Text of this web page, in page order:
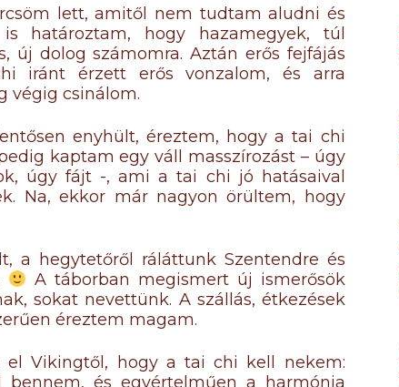
lett, amitől nem tudtam aludni és
hogy hazamegyek, túl
új dolog számomra. Aztán erős fejfájás
iránt érzett erős vonzalom, és arra
végig csinálom.
enyhült, éreztem, hogy a tai chi
kaptam egy váll masszírozást – úgy
úgy fájt -, ami a tai chi jó hatásaival
Na, ekkor már nagyon örültem, hogy
a hegytetőről ráláttunk Szentendre és
A táborban megismert új ismerősök
sokat nevettünk. A szállás, étkezések
éreztem magam.
el Vikingtől, hogy a tai chi kell nekem:
és egyértelműen a harmónia